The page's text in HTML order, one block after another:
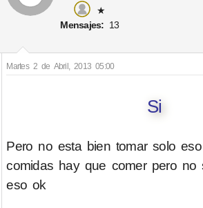
★
Mensajes: 13
Martes 2 de Abril, 2013 05:00
Si
Pero no esta bien tomar solo
comidas hay que comer pero no
eso ok